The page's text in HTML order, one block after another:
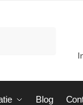
Blog